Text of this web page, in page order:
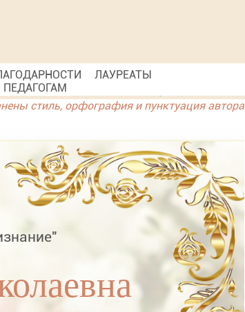
ПЕДАГОГАМ
ЛАУРЕАТЫ
стиль, орфография и пунктуация автора